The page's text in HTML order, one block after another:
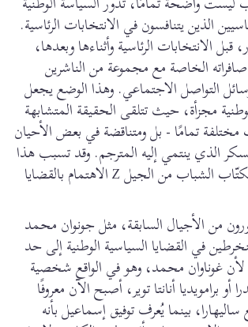
الذين يتنافسون في الانتخابات الرئاسية.
الانتخابات الرئاسية وأثناءها وبعدها،
الخاصة مع مجموعة من الناشرين
التواصل الاجتماعي. وهذا الوضع يجعل
مجزأة، حيث تتلقى الحقيقة المتشابهة
تمامًا - بل ومتناقضة في بعض الأحيان
الذي ينتمي إليه المترجم. وقد تسبب هذا
الوضع في فقدان الكتّاب الشباب من الجيل Z الاهتمام بالقضايا
من الأجيال السابقة، مثل جونوان محمد
في القضايا السياسية الوطنية إلى حد
غوناوان محمد، وهو في الواقع شخصية
أو برامويديا أنانتا توير، أصبح الآن معروفًا
بينما يُعرف توفيق إسماعيل بأنه